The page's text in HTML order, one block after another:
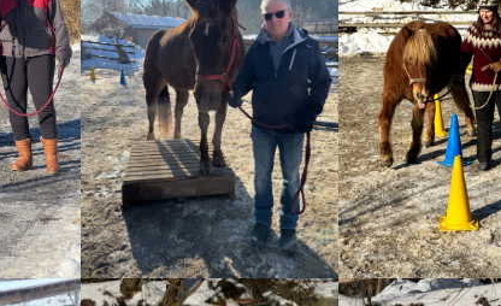
Show larger version Show larger version